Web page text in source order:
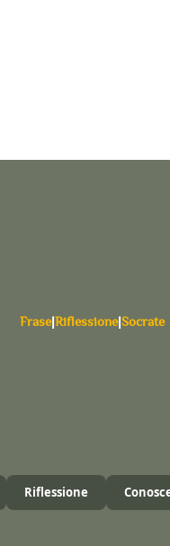
Frase|Riflessione|Socrate
Riflessione